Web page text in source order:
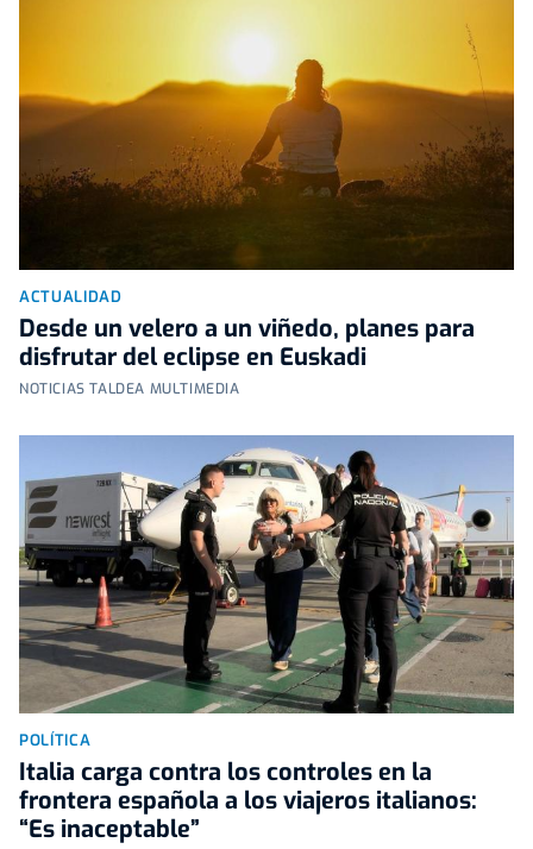
ACTUALIDAD
Desde un velero a un viñedo, planes para
disfrutar del eclipse en Euskadi
NOTICIAS TALDEA MULTIMEDIA
POLÍTICA
Italia carga contra los controles en la
frontera española a los viajeros italianos:
“Es inaceptable”